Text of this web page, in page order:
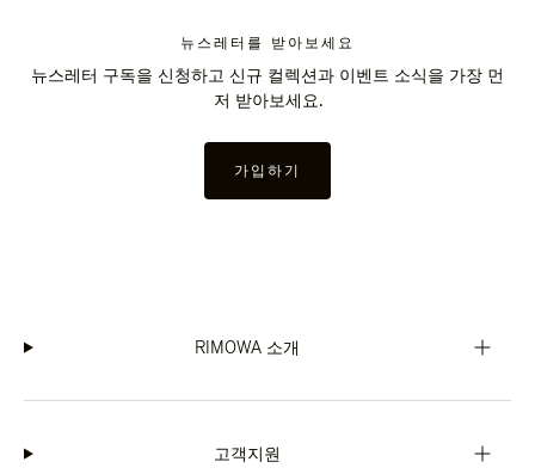
뉴스레터를 받아보세요
뉴스레터 구독을 신청하고 신규 컬렉션과 이벤트 소식을 가장 먼
저 받아보세요.
가입하기
RIMOWA 소개
고객지원